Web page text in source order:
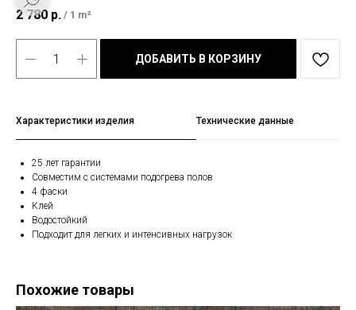
2 780 р. / 1 m²
ДОБАВИТЬ В КОРЗИНУ
Характеристики изделия Технические данные
25 лет гарантии
Совместим с системами подогрева полов
4 фаски
Клей
Водостойкий
Подходит для легких и интенсивных нагрузок
Похожие товары